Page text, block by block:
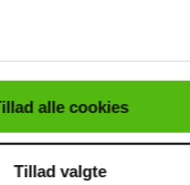
.
alle cookies
Tillad valgte